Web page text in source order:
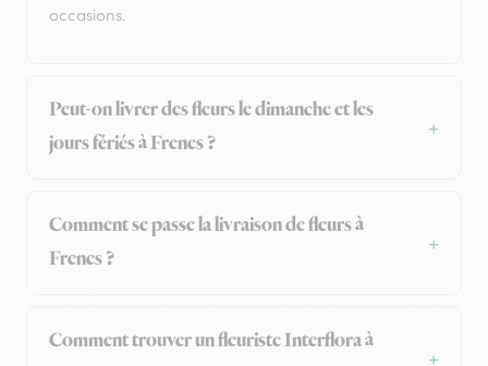
occasions.
Peut-on livrer des fleurs le dimanche et les
jours fériés à Frenes ?
Comment se passe la livraison de fleurs à
Frenes ?
Comment trouver un fleuriste Interflora à